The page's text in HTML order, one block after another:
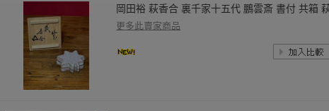
岡田裕 萩香合 裏千家十五代 鵬雲斎 書付 共箱
更多此賣家商品